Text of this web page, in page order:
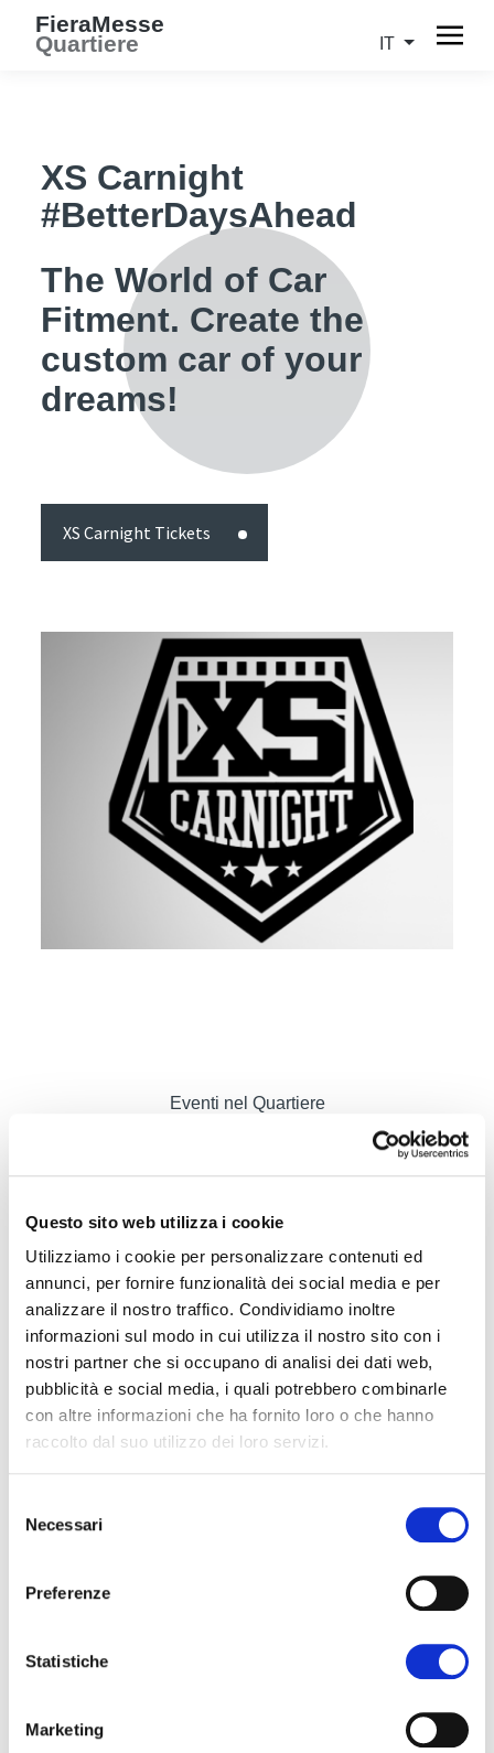
Questo sito web utilizza i cookie
Utilizziamo i cookie per personalizzare contenuti ed
annunci, per fornire funzionalità dei social media e per
analizzare il nostro traffico. Condividiamo inoltre
informazioni sul modo in cui utilizza il nostro sito con i
nostri partner che si occupano di analisi dei dati web,
pubblicità e social media, i quali potrebbero combinarle
con altre informazioni che ha fornito loro o che hanno
raccolto dal suo utilizzo dei loro servizi.
delNecessari
Preferenze
Statistiche
Marketing
FieraMesse
Quartiere IT
XS Carnight
#BetterDaysAhead
The World of Car
Fitment. Create the
custom car of your
dreams!
XS Carnight Tickets
Eventi nel Quartiere
Startbase FieraMesse
Lounge Alto Adige
Ristoranti Forst
MEC
Gli Studios
Prenota subito
FAQ
Organizza un evento
Regolamenti